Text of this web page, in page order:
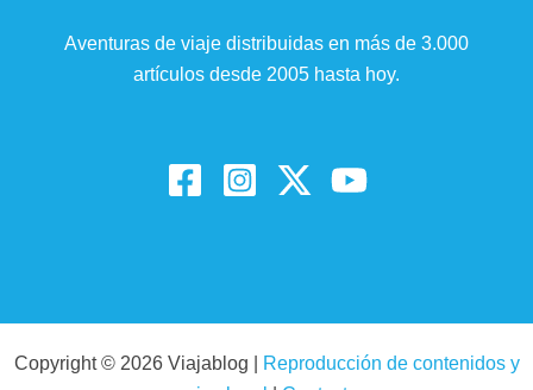
Aventuras de viaje distribuidas en más de 3.000
artículos desde 2005 hasta hoy.
Copyright © 2026 Viajablog |
Reproducción de contenidos y